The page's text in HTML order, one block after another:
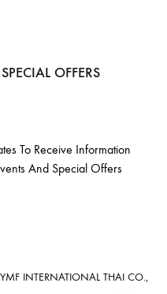
OFFERS
To Receive Information
And Special Offers
INTERNATIONAL THAI CO.,